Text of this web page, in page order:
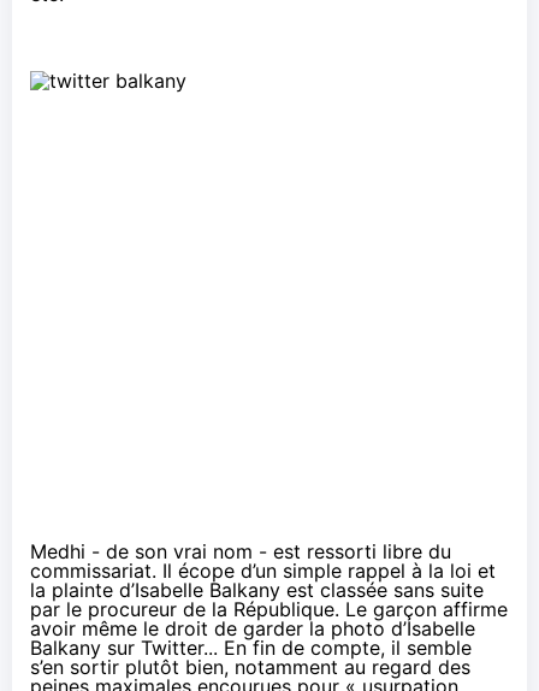
Medhi - de son vrai nom - est ressorti libre du
commissariat. Il écope d’un simple rappel à la loi et
la plainte d’Isabelle Balkany est classée sans suite
par le procureur de la République. Le garçon affirme
avoir même le droit de garder la photo d’Isabelle
Balkany sur Twitter... En fin de compte, il semble
s’en sortir plutôt bien, notamment au regard des